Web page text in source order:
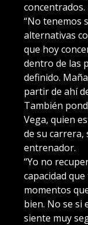
concentrados.
“No tenemos
alternativas
que hoy
dentro de las
definido.
partir de ahí
También
Vega, quien
de su
entrenador.
“Yo no
capacidad
momentos
bien. No se si
siente muy